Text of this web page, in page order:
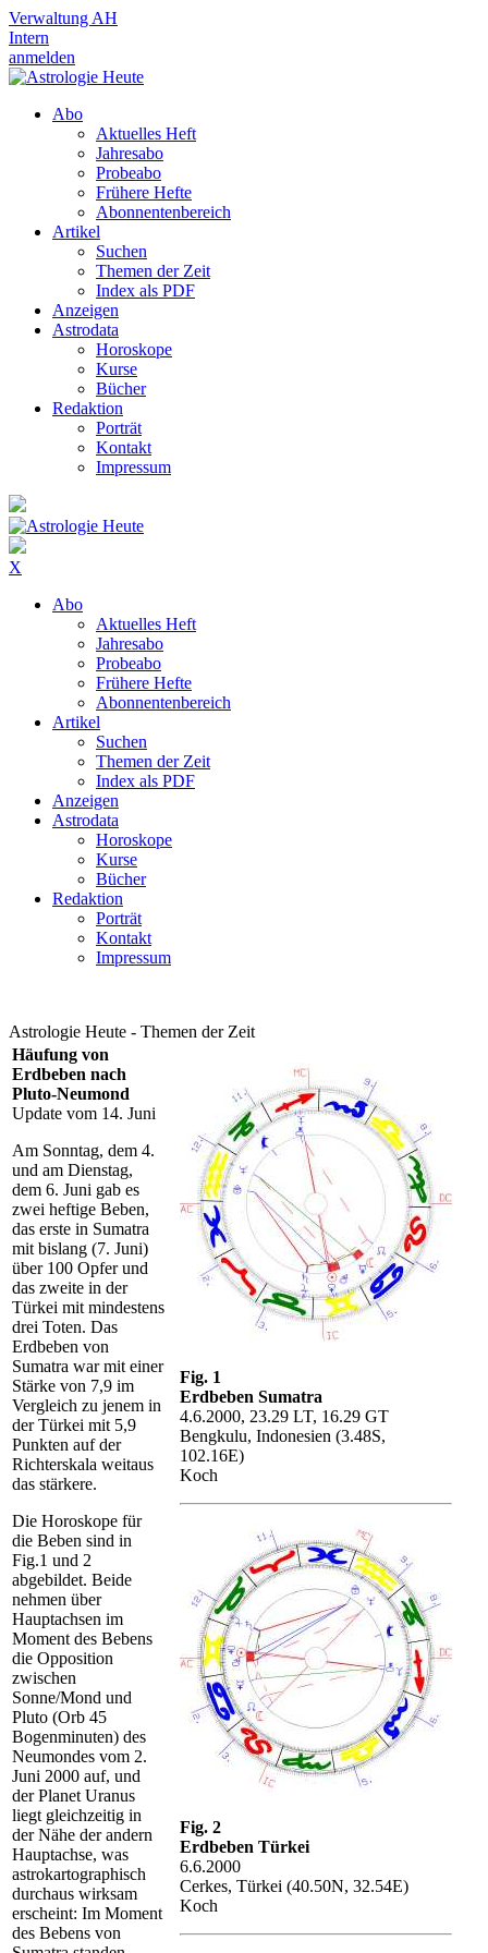
Verwaltung AH
Intern
anmelden
Abo
Aktuelles Heft
Jahresabo
Probeabo
Frühere Hefte
Abonnentenbereich
Artikel
Suchen
Themen der Zeit
Index als PDF
Anzeigen
Astrodata
Horoskope
Kurse
Bücher
Redaktion
Porträt
Kontakt
Impressum
X
Abo
Aktuelles Heft
Jahresabo
Probeabo
Frühere Hefte
Abonnentenbereich
Artikel
Suchen
Themen der Zeit
Index als PDF
Anzeigen
Astrodata
Horoskope
Kurse
Bücher
Redaktion
Porträt
Kontakt
Impressum
Astrologie Heute - Themen der Zeit
Häufung von
Erdbeben nach
Pluto-Neumond
Update vom 14. Juni
Am Sonntag, dem 4.
und am Dienstag,
dem 6. Juni gab es
zwei heftige Beben,
das erste in Sumatra
mit bislang (7. Juni)
über 100 Opfer und
das zweite in der
Türkei mit mindestens
drei Toten. Das
Erdbeben von
Sumatra war mit einer
Stärke von 7,9 im
Vergleich zu jenem in
der Türkei mit 5,9
Punkten auf der
Richterskala weitaus
das stärkere.
Die Horoskope für
die Beben sind in
Fig.1 und 2
abgebildet. Beide
nehmen über
Hauptachsen im
Moment des Bebens
die Opposition
zwischen
Sonne/Mond und
Pluto (Orb 45
Bogenminuten) des
Neumondes vom 2.
Juni 2000 auf, und
der Planet Uranus
liegt gleichzeitig in
der Nähe der andern
Hauptachse, was
astrokartographisch
durchaus wirksam
erscheint: Im Moment
des Bebens von
Fig. 1
Erdbeben Sumatra
4.6.2000, 23.29 LT, 16.29 GT
Bengkulu, Indonesien (3.48S,
102.16E)
Koch
Fig. 2
Erdbeben Türkei
6.6.2000
Cerkes, Türkei (40.50N, 32.54E)
Koch